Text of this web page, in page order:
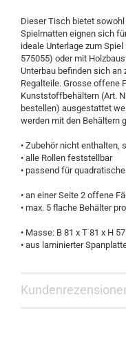
Dieser Tisch bietet
Spielmatten eignen sich
ideale Unterlage zum
575055) oder mit
Unterbau befinden sich
Regalteile. Grosse offene
Kunststoffbehältern (Art.
bestellen) ausgestattet
werden mit den Behältern
• Zubehör nicht enthalten,
• alle Rollen feststellbar
• passend für
• an einer Seite 2 offene
• max. 5 flache Behälter
• Masse: B 81 x T 81 x H
• aus laminierter